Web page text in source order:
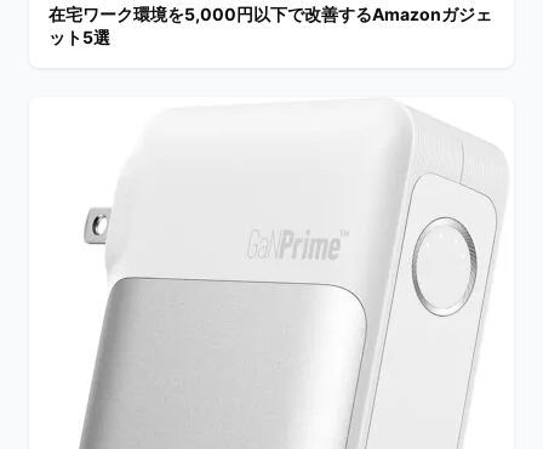
在宅ワーク環境を5,000円以下で改善するAmazonガジェ
ット5選